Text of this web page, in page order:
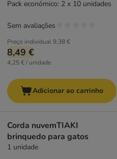
Pack económico: 2 x 10 unidades
Preço individual9,38 €
8,49 €
4,25 € / unidade
Sem avaliações
Adicionar ao carrinho
Corda nuvemTIAKI
brinquedo para gatos
1 unidade